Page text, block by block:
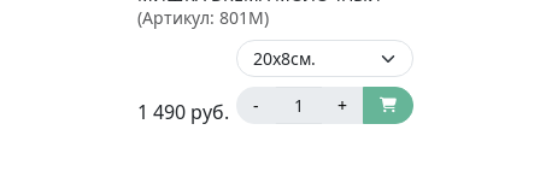
(Артикул: 801M)
1 490 руб. - +